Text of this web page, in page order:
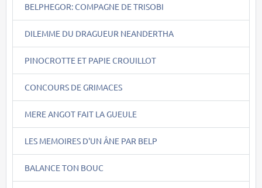
BELPHEGOR: COMPAGNE DE TRISOBI
DILEMME DU DRAGUEUR NEANDERTHA
PINOCROTTE ET PAPIE CROUILLOT
CONCOURS DE GRIMACES
MERE ANGOT FAIT LA GUEULE
LES MEMOIRES D'UN ÂNE PAR BELP
BALANCE TON BOUC